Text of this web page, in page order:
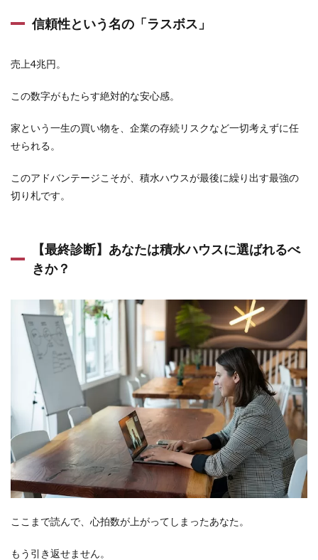
信頼性という名の「ラスボス」
売上4兆円。
この数字がもたらす絶対的な安心感。
家という一生の買い物を、企業の存続リスクなど一切考えずに任
せられる。
このアドバンテージこそが、積水ハウスが最後に繰り出す最強の
切り札です。
【最終診断】あなたは積水ハウスに選ばれるべ
きか？
ここまで読んで、心拍数が上がってしまったあなた。
もう引き返せません。